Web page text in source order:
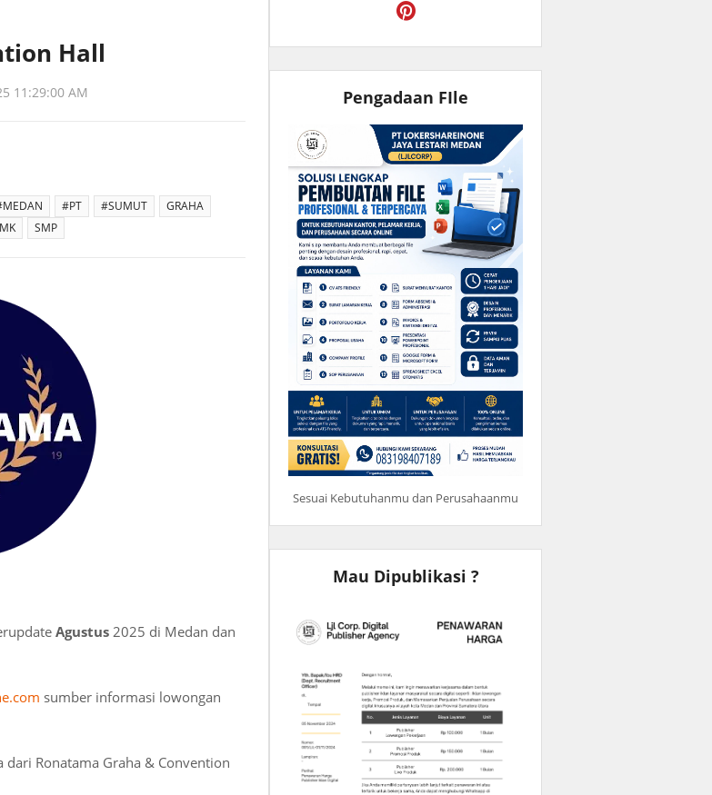
Hall
11:29:00 AM
#PT #SUMUT
GRAHA
SMP
Agustus 2025 di Medan dan
sumber informasi lowongan
Ronatama Graha & Convention
Pengadaan FIle
Sesuai Kebutuhanmu dan Perusahaanmu
Mau Dipublikasi ?